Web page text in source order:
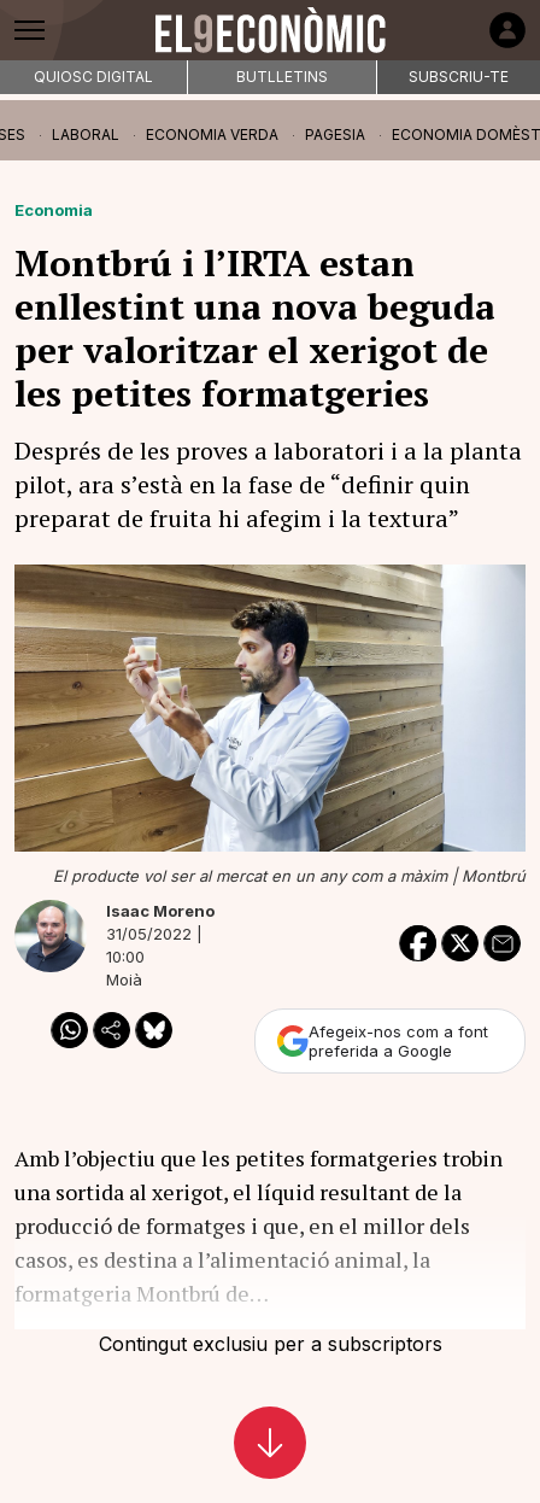
QUIOSC DIGITAL BUTLLETINS SUBSCRIU-TE
LABORAL ECONOMIA VERDA PAGESIA ECONOMIA
Economia
Montbrú i l’IRTA estan
enllestint una nova beguda
per valoritzar el xerigot de
les petites formatgeries
Després de les proves a laboratori i a la planta
pilot, ara s’està en la fase de “definir quin
preparat de fruita hi afegim i la textura”
El producte vol ser al mercat en un any com a màxim |Montbrú
Isaac Moreno
31/05/2022 |
10:00
Moià
Afegeix-nos com a font
preferida a Google
Amb l’objectiu que les petites formatgeries trobin
una sortida al xerigot, el líquid resultant de la
producció de formatges i que, en el millor dels
casos, es destina a l’alimentació animal, la
formatgeria Montbrú de…
Contingut exclusiu per a subscriptors